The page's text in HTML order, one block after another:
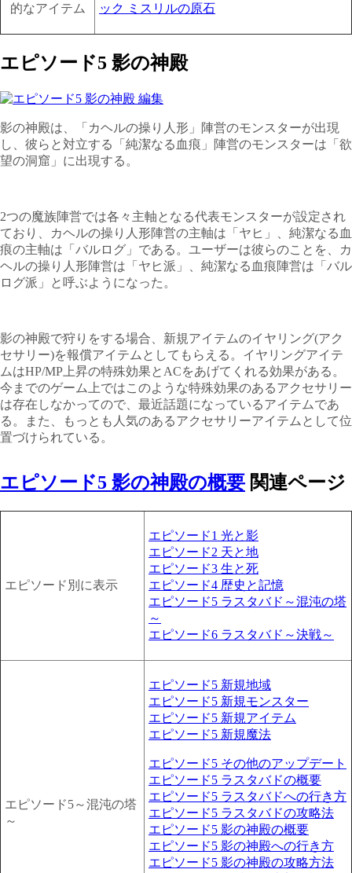
的なアイテム
ック ミスリルの原石
エピソード5 影の神殿
影の神殿は、「カヘルの操り人形」陣営のモンスターが出現
し、彼らと対立する「純潔なる血痕」陣営のモンスターは「欲
望の洞窟」に出現する。
2つの魔族陣営では各々主軸となる代表モンスターが設定され
ており、カヘルの操り人形陣営の主軸は「ヤヒ」、純潔なる血
痕の主軸は「バルログ」である。ユーザーは彼らのことを、カ
ヘルの操り人形陣営は「ヤヒ派」、純潔なる血痕陣営は「バル
ログ派」と呼ぶようになった。
影の神殿で狩りをする場合、新規アイテムのイヤリング(アク
セサリー)を報償アイテムとしてもらえる。イヤリングアイテ
ムはHP/MP上昇の特殊効果とACをあげてくれる効果がある。
今までのゲーム上ではこのような特殊効果のあるアクセサリー
は存在しなかってので、最近話題になっているアイテムであ
る。また、もっとも人気のあるアクセサリーアイテムとして位
置づけられている。
エピソード5 影の神殿の概要 関連ページ
エピソード別に表示
エピソード1 光と影
エピソード2 天と地
エピソード3 生と死
エピソード4 歴史と記憶
エピソード5 ラスタバド～混沌の塔
～
エピソード6 ラスタバド～決戦～
エピソード5～混沌の塔
～
エピソード5 新規地域
エピソード5 新規モンスター
エピソード5 新規アイテム
エピソード5 新規魔法
エピソード5 その他のアップデート
エピソード5 ラスタバドの概要
エピソード5 ラスタバドへの行き方
エピソード5 ラスタバドの攻略法
エピソード5 影の神殿の概要
エピソード5 影の神殿への行き方
エピソード5 影の神殿の攻略方法